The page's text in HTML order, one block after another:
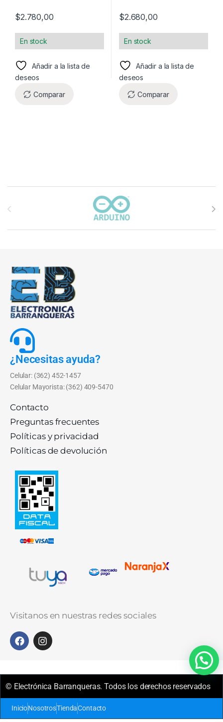
$2.780,00
En stock
Añadir a la lista de
deseos
Comparar
$2.680,00
En stock
Añadir a la lista de
deseos
Comparar
Carrusel de marcas
¿Necesitas ayuda?
Celular: (362) 452-1457
Celular Mayorista: (362) 409-5470
Contacto
Preguntas frecuentes
Políticas y privacidad
Políticas de devolución
Visitanos en nuestras redes sociales
© Electrónica Barranqueras. Todos los derechos reservados
InicioNosotrosTiendaContacto